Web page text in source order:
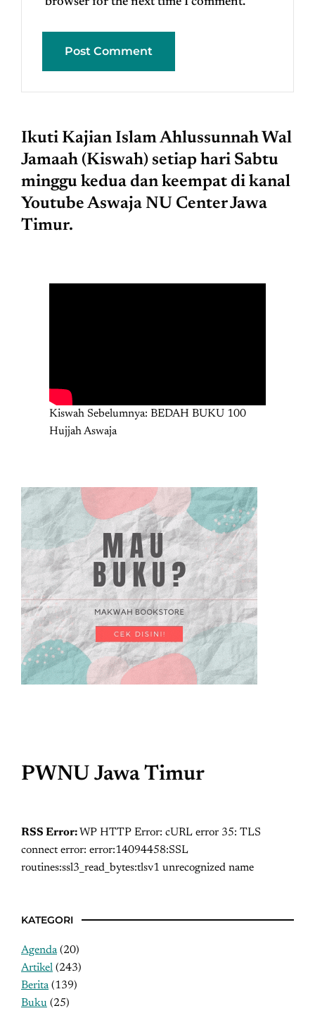
Ikuti Kajian Islam Ahlussunnah Wal
Jamaah (Kiswah) setiap hari Sabtu
minggu kedua dan keempat di kanal
Youtube Aswaja NU Center Jawa
Timur.
Kiswah Sebelumnya: BEDAH BUKU 100
Hujjah Aswaja
PWNU Jawa Timur
RSS Error: WP HTTP Error: cURL error 35: TLS
connect error: error:14094458:SSL
routines:ssl3_read_bytes:tlsv1 unrecognized name
KATEGORI
Agenda(20)
Artikel (243)
Berita(139)
Buku (25)